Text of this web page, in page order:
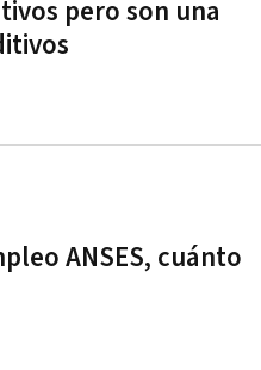
pero son una
ANSES, cuánto